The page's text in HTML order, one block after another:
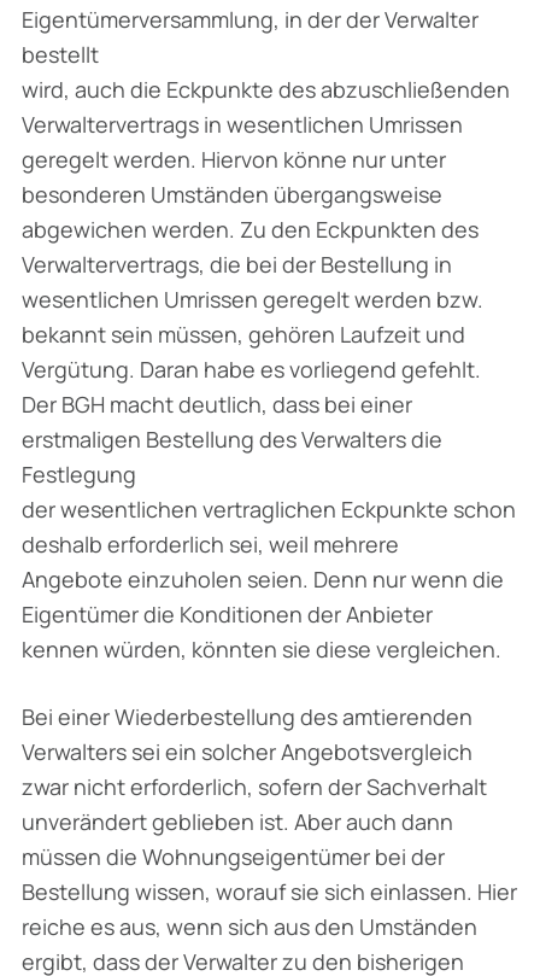
Eigentümerversammlung, in der der Verwalter
bestellt
wird, auch die Eckpunkte des abzuschließenden
Verwaltervertrags in wesentlichen Umrissen
geregelt werden. Hiervon könne nur unter
besonderen Umständen übergangsweise
abgewichen werden. Zu den Eckpunkten des
Verwaltervertrags, die bei der Bestellung in
wesentlichen Umrissen geregelt werden bzw.
bekannt sein müssen, gehören Laufzeit und
Vergütung. Daran habe es vorliegend gefehlt.
Der BGH macht deutlich, dass bei einer
erstmaligen Bestellung des Verwalters die
Festlegung
der wesentlichen vertraglichen Eckpunkte schon
deshalb erforderlich sei, weil mehrere
Angebote einzuholen seien. Denn nur wenn die
Eigentümer die Konditionen der Anbieter
kennen würden, könnten sie diese vergleichen.
Bei einer Wiederbestellung des amtierenden
Verwalters sei ein solcher Angebotsvergleich
zwar nicht erforderlich, sofern der Sachverhalt
unverändert geblieben ist. Aber auch dann
müssen die Wohnungseigentümer bei der
Bestellung wissen, worauf sie sich einlassen. Hier
reiche es aus, wenn sich aus den Umständen
ergibt, dass der Verwalter zu den bisherigen